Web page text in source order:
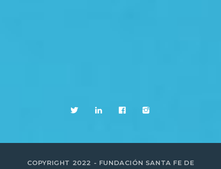
COPYRIGHT 2022 - FUNDACIÓN SANTA FE DE